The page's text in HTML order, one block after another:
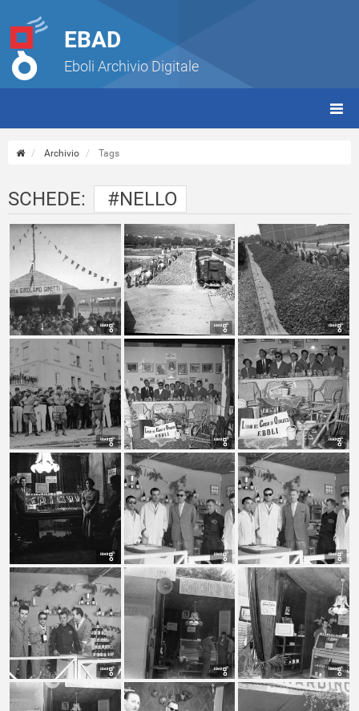
EBAD
Eboli Archivio Digitale
Archivio Tags
SCHEDE: #NELLO